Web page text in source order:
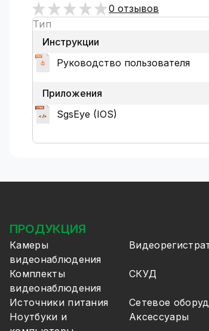
0 отзывов
Тип
Инструкции
Руководство пользователя
Приложения
SgsEye (IOS)
ПРОДУКЦИЯ
Камеры
видеонаблюдения
Комплекты
видеонаблюдения
СКУД
Источники питания
Сетевое
Ноутбуки и
Аксессуары